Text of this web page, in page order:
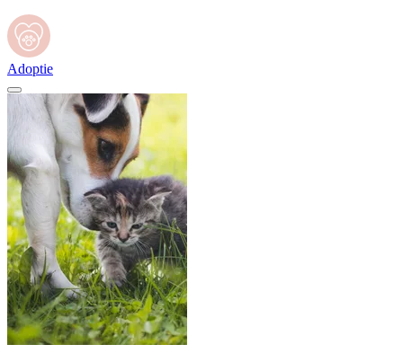
Adoptie